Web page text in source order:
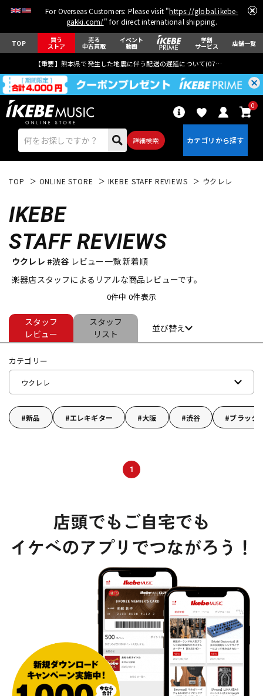
For Overseas Customers: Please visit "https://global.ikebe-
gakki.com/" for direct international shipping.
TOP 買う
ストア
売る
中古買取
イベント
動画
学割
サービス 店舗一覧
【重要】熊本県で発生した地震に伴う配送の遅延について(07月29日
詳細検索
0
エレキギター
ベース ウクレレ
ドラム パーカッション
管楽器 その他楽器
配信/ライブ機器 楽器アクセサリ
ヴィンテージ
TOP ONLINE STORE IKEBE STAFF REVIEWS ウクレレ
IKEBE
STAFF REVIEWS
ウクレレ #渋谷 レビュー一覧 新着順
楽器店スタッフによるリアルな商品レビューです。
0件中 0件表示
スタッフ
レビュー
スタッフ
リスト
並び替え
カテゴリー
ウクレレ
新品 エレキギター 大阪 渋谷 ブラック
1